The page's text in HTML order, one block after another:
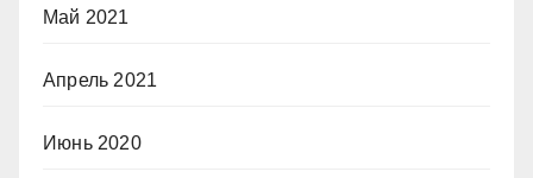
Май 2021
Апрель 2021
Июнь 2020